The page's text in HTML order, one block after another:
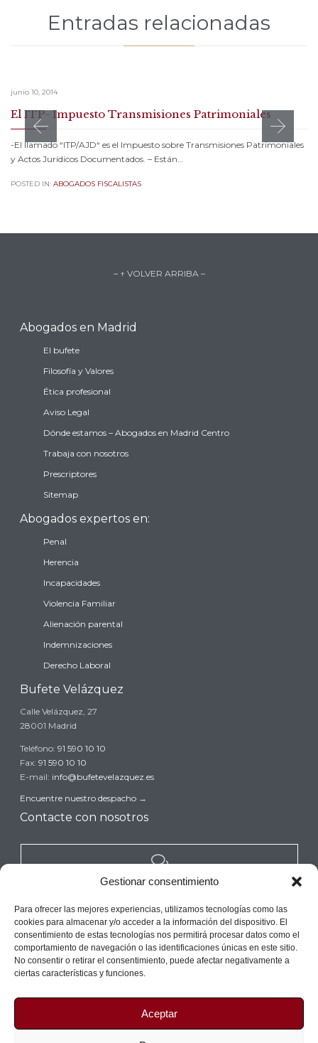
Gestionar consentimiento
Para ofrecer las mejores experiencias, utilizamos tecnologías como las
cookies para almacenar y/o acceder a la información del dispositivo. El
consentimiento de estas tecnologías nos permitirá procesar datos como el
comportamiento de navegación o las identificaciones únicas en este sitio.
No consentir o retirar el consentimiento, puede afectar negativamente a
ciertas características y funciones.
Aceptar
Entradas relacionadas
junio 10, 2014
El ITP- Impuesto Transmisiones Patrimoniales
-El llamado “ITP/AJD“ es el Impuesto sobre Transmisiones Patrimoniales
y Actos Jurídicos Documentados. – Están…
POSTED IN: ABOGADOS FISCALISTAS
– ↑ VOLVER ARRIBA –
Abogados en Madrid
El bufete
Filosofía y Valores
Ética profesional
Aviso Legal
Dónde estamos – Abogados en Madrid Centro
Trabaja con nosotros
Prescriptores
Sitemap
Abogados expertos en:
Penal
Herencia
Incapacidades
Violencia Familiar
Alienación parental
Indemnizaciones
Derecho Laboral
Bufete Velázquez
Calle Velázquez, 27
28001 Madrid
Teléfono: 91 590 10 10
Fax: 91 590 10 10
E-mail: info@bufetevelazquez.es
Encuentre nuestro despacho →
Contacte con nosotros

REALICE UNA CONSULTA GRATUITA →